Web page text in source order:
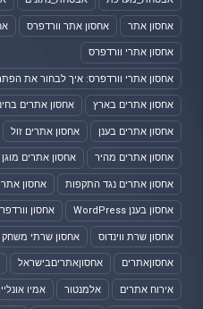
אחסון אתר אחסון אתר וורדפרס
אחסון אתרי וורדפרס
אחסון אתרי וורדפרס: איך לבחור את
אחסון אתרים בארץ אחסון אתרים
אחסון אתרים בענן אחסון אתרים זול
אחסון אתרים מהיר אחסון אתרים מוגן
אחסון אתרים נגד התקפות אחסון
אחסון בענן WordPress אחסון
אחסון שרת ווינדוס אחסון שרתי משחק
אחסוןאתרים אחסוןאתריםבישראל
אירוח אתרים אלמנטור אמיו אונליין